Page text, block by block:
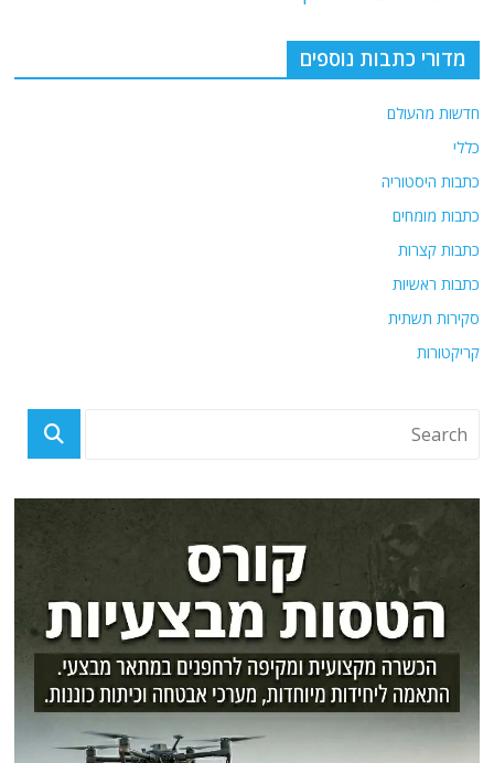
p
k מדורי כתבות נוספים
חדשות מהעולם
כללי
כתבות היסטוריה
כתבות מומחים
כתבות קצרות
כתבות ראשיות
סקירות תשתית
קריקטורות